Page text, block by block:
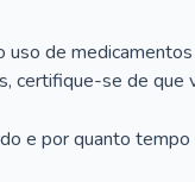
uso de
certifique-se de que
e por quanto tempo